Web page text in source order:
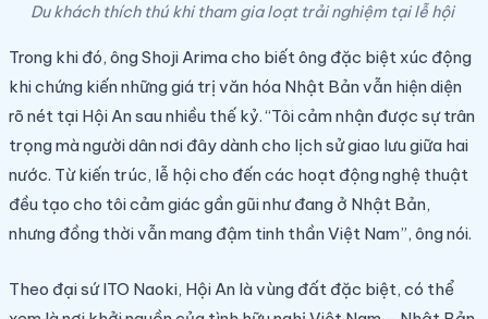
Du khách thích thú khi tham gia loạt trải nghiệm tại lễ hội
Trong khi đó, ông Shoji Arima cho biết ông đặc biệt xúc động
khi chứng kiến những giá trị văn hóa Nhật Bản vẫn hiện diện
rõ nét tại Hội An sau nhiều thế kỷ. “Tôi cảm nhận được sự trân
trọng mà người dân nơi đây dành cho lịch sử giao lưu giữa hai
nước. Từ kiến trúc, lễ hội cho đến các hoạt động nghệ thuật
đều tạo cho tôi cảm giác gần gũi như đang ở Nhật Bản,
nhưng đồng thời vẫn mang đậm tinh thần Việt Nam”, ông nói.
Theo đại sứ ITO Naoki, Hội An là vùng đất đặc biệt, có thể